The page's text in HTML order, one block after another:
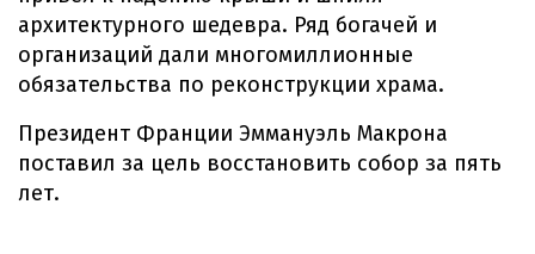
архитектурного шедевра. Ряд богачей и
организаций дали многомиллионные
обязательства по реконструкции храма.
Президент Франции Эммануэль Макрона
поставил за цель восстановить собор за пять
лет.